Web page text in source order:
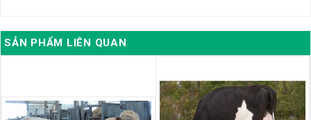
SẢN PHẨM LIÊN QUAN